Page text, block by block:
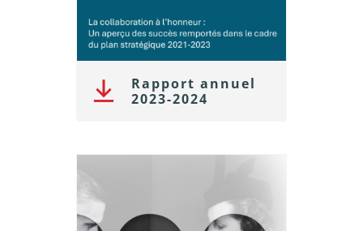
Rapport annuel
2023-2024